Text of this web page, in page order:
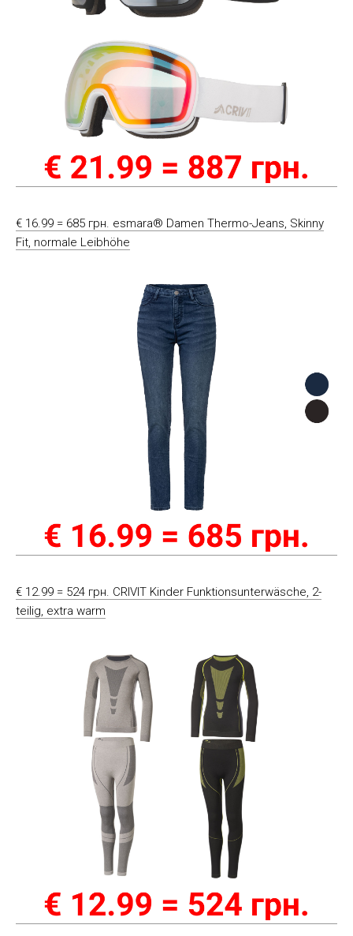
€ 16.99 = 685 грн. esmara® Damen Thermo-Jeans, Skinny
Fit, normale Leibhöhe
€ 12.99 = 524 грн. CRIVIT Kinder Funktionsunterwäsche, 2-
teilig, extra warm